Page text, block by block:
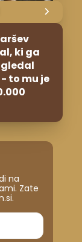
ki ga
to mu je
na
Zate